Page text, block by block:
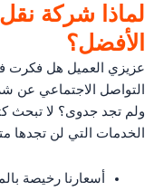
لماذا شركة
الأفضل؟
عزيزي العميل هل فكرت
التواصل الاجتماعي
ولم تجد جدوى؟ لا تبحث
الخدمات التي لن تجدها
أسعارنا رخيصة